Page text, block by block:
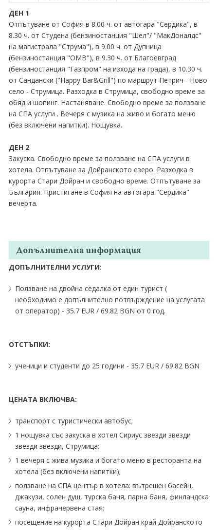
ДЕН 1
Отпътуване от София в 8.00 ч. от автогара "Сердика", в
8.30 ч. от Студена (бензиностанция "Шел"∕ "МакДоналдс"
на магистрала "Струма"), в 9.00 ч. от Дупница
(бензиностанция "ОМВ"), в 9.30 ч. от Благоевград
(бензиностанция "Газпром" на изхода на града), в 10.30 ч.
от Сандански ("Happy Bar&Grill") по маршрут Петрич - Ново
село - Струмица. Разходка в Струмица, свободно време за
обяд и шопинг. Настаняване. Свободно време за ползване
на СПА услуги . Вечеря с музика на живо и богато меню
(без включени напитки). Нощувка.
ДЕН 2
Закуска. Свободно време за ползване на СПА услуги в
хотела. Отпътуване за Дойранското езеро. Разходка в
курорта Стари Дойран и свободно време. Отпътуване за
България. Пристигане в София на автогара "Сердика"
вечерта.
Допълнителна информация
ДОПЪЛНИТЕЛНИ УСЛУГИ:
Ползване на двойна седалка от един турист (
необходимо е допълнително потвърждение на услугата
от оператор) - 35.7 EUR ∕ 69.82 BGN от 0 год.
ОТСТЪПКИ:
ученици и студенти до 25 години - 35.7 EUR ∕ 69.82 BGN
ЦЕНАТА ВКЛЮЧВА:
транспорт с туристически автобус;
1 нощувка със закуска в хотел Сириус звезди звезди
звезди звезди, Струмица;
1 вечеря с жива музика и богато меню в ресторанта на
хотела (без включени напитки);
ползване на СПА център в хотела: вътрешен басейн,
джакузи, солен душ, турска баня, парна баня, финландска
сауна, инфрачервена стая;
посещение на курорта Стари Дойран край Дойранското